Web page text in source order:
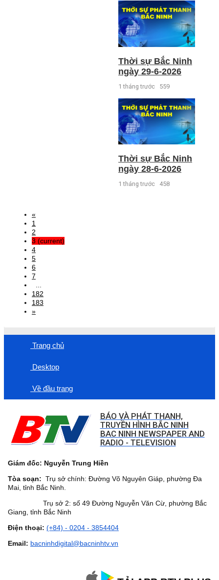
Thời sự Bắc Ninh
ngày 29-6-2026
1 tháng trước 559
Thời sự Bắc Ninh
ngày 28-6-2026
1 tháng trước 458
«
1
2
3 (current)
4
5
6
7
182
183
»
Trang chủ
Desktop
Về đầu trang
BÁO VÀ PHÁT THANH,
TRUYỀN HÌNH BẮC NINH
BAC NINH NEWSPAPER AND
RADIO - TELEVISION
Giám đốc: Nguyễn Trung Hiền
Tòa soạn: Trụ sở chính: Đường Võ Nguyên Giáp, phường Đa
Mai, tỉnh Bắc Ninh.
Trụ sở 2: số 49 Đường Nguyễn Văn Cừ, phường Bắc
Giang, tỉnh Bắc Ninh
Điện thoại: (+84) - 0204 - 3854404
Email: bacninhdigital@bacninhtv.vn